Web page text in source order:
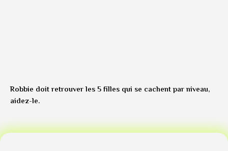
Robbie doit retrouver les 5 filles qui se cachent par niveau,
aidez-le.